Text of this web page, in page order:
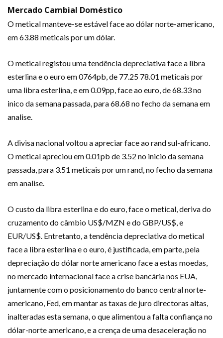
Mercado Cambial Doméstico
O metical manteve-se estável face ao dólar norte-americano,
em 63.88 meticais por um dólar.
O metical registou uma tendência depreciativa face a libra
esterlina e o euro em 0764pb, de 77.25 78.01 meticais por
uma libra esterlina, e em 0.09pp, face ao euro, de 68.33 no
inico da semana passada, para 68.68 no fecho da semana em
analise.
A divisa nacional voltou a apreciar face ao rand sul-africano.
O metical apreciou em 0.01pb de 3.52 no inicio da semana
passada, para 3.51 meticais por um rand, no fecho da semana
em analise.
O custo da libra esterlina e do euro, face o metical, deriva do
cruzamento do câmbio US$/MZN e do GBP/US$, e
EUR/US$. Entretanto, a tendência depreciativa do metical
face a libra esterlina e o euro, é justificada, em parte, pela
depreciação do dólar norte americano face a estas moedas,
no mercado internacional face a crise bancária nos EUA,
juntamente com o posicionamento do banco central norte-
americano, Fed, em mantar as taxas de juro directoras altas,
inalteradas esta semana, o que alimentou a falta confiança no
dólar-norte americano, e a crença de uma desaceleração no